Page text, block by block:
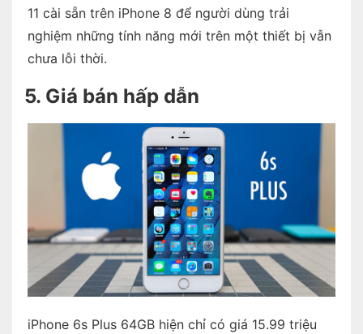
11 cài sẵn trên iPhone 8 để người dùng trải
nghiệm những tính năng mới trên một thiết bị vẫn
chưa lỗi thời.
5. Giá bán hấp dẫn
iPhone 6s Plus 64GB hiện chỉ có giá 15.99 triệu